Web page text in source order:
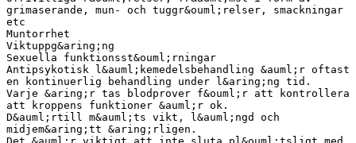
grimaserande, mun- och tuggr&ouml;relser, smackningar
etc
Muntorrhet
Viktuppg&aring;ng
Sexuella funktionsst&ouml;rningar
Antipsykotisk l&auml;kemedelsbehandling &auml;r oftast
en kontinuerlig behandling under l&aring;ng tid.
Varje &aring;r tas blodprover f&ouml;r att kontrollera
att kroppens funktioner &auml;r ok.
D&auml;rtill m&auml;ts vikt, l&auml;ngd och
midjem&aring;tt &aring;rligen.